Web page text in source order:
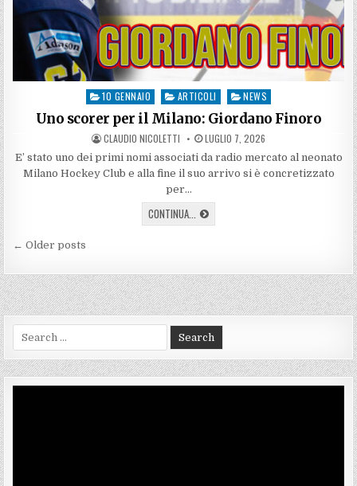
Posted
10 GENNAIO ARTICOLI NEWS
Uno scorer per il Milano: Giordano Finoro
AUTHOR:
CLAUDIO NICOLETTI PUBLISHED
DATE:
LUGLIO 7, 2026
E’ stato uno dei primi nomi associati da radio mercato al neonato
Milano Hockey Club e alla fine il suo arrivo si è concretizzato
per…
CONTINUA... UNO
SCORER
FINORO
Navigazione
articoli
← Older posts
for: